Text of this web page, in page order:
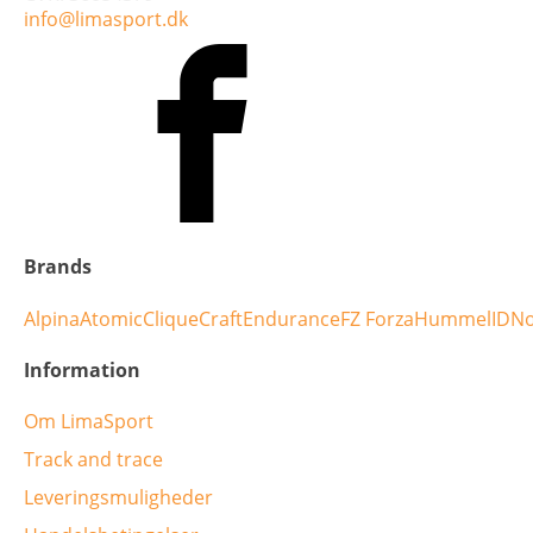
info@limasport.dk
Brands
AlpinaAtomicCliqueCraftEnduranceFZ ForzaHummelID
Information
Om LimaSport
Track and trace
Leveringsmuligheder